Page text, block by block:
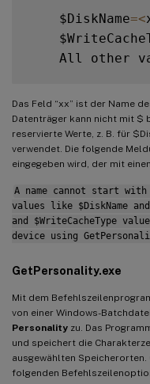
    $DiskName
=<
All other
Das Feld “xx” ist der Name
Datenträger kann nicht mit $
reservierte Werte, z. B. für
verwendet. Die folgende
eingegeben wird, der mit
A name cannot start
values like $DiskName and
and $WriteCacheType
device using
GetPersonality.exe
Mit dem
von einer Windows-
Personality zu. Das
und speichert die
ausgewählten
folgenden